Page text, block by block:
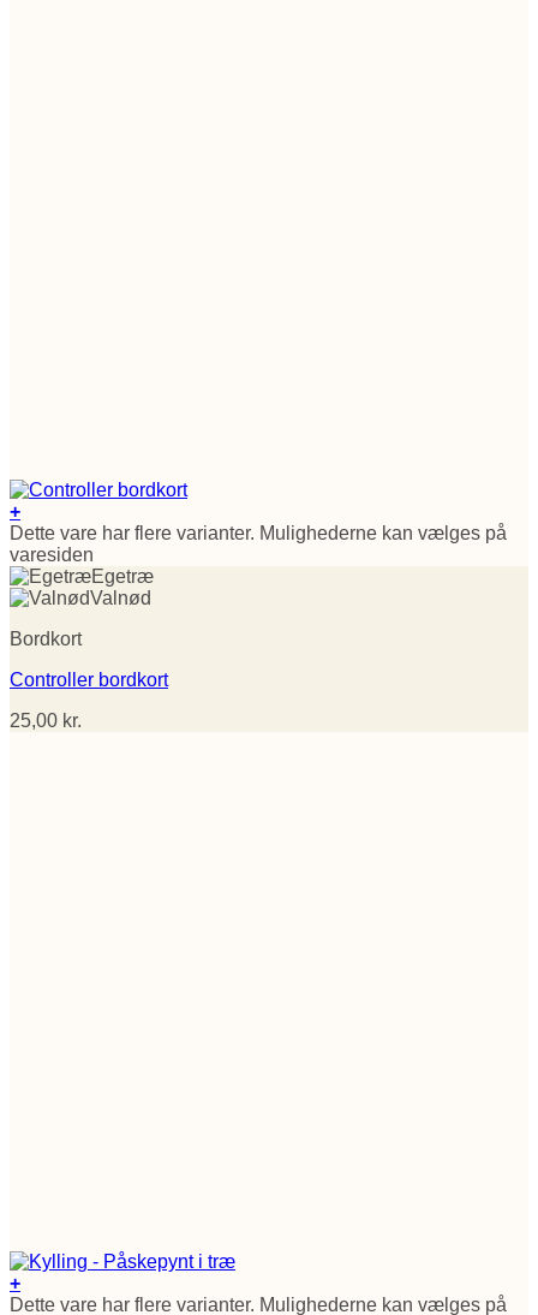
+
Dette vare har flere varianter. Mulighederne kan vælges på
varesiden
Egetræ
Valnød
Bordkort
Controller bordkort
25,00 kr.
+
Dette vare har flere varianter. Mulighederne kan vælges på